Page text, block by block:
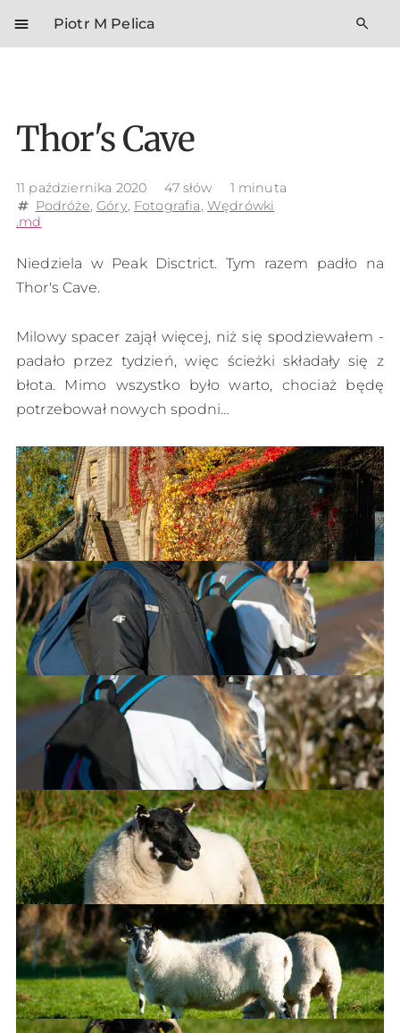
menu Piotr M Pelica search
Thor's Cave
11 października 2020 47 słów 1 minuta
tag Podróże,Góry, Fotografia, Wędrówki
.md
Niedziela w Peak Disctrict. Tym razem padło na
Thor's Cave.
Milowy spacer zajął więcej, niż się spodziewałem -
padało przez tydzień, więc ścieżki składały się z
błota. Mimo wszystko było warto, chociaż będę
potrzebował nowych spodni…
Wesleyan House
Duuude...